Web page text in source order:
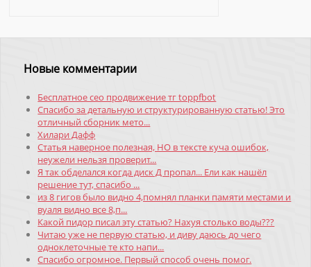
Новые комментарии
Бесплатное сео продвижение тг toppfbot
Спасибо за детальную и структурированную статью! Это
отличный сборник мето...
Хилари Дафф
Статья наверное полезная, НО в тексте куча ошибок,
неужели нельзя проверит...
Я так обделался когда диск Д пропал... Ели как нашёл
решение тут, спасибо ...
из 8 гигов было видно 4,помнял планки памяти местами и
вуаля видно все 8,п...
Какой пидор писал эту статью? Нахуя столько воды???
Читаю уже не первую статью, и диву даюсь до чего
одноклеточные те кто напи...
Спасибо огромное. Первый способ очень помог.